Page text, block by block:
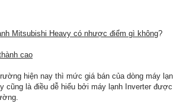
Mitsubishi Heavy có nhược điểm gì không?
cao
hiện nay thì mức giá bán của dòng máy
cũng là điều dễ hiểu bởi máy lạnh Inverter